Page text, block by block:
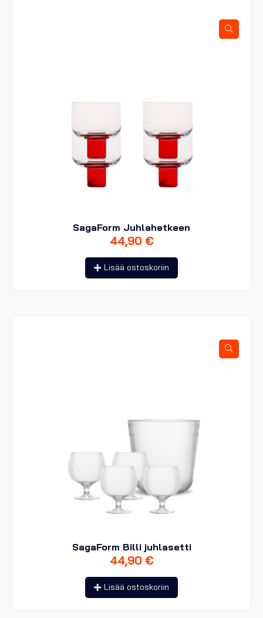
SagaForm Juhlahetkeen
44,90 €
Lisää ostoskoriin
SagaForm Billi juhlasetti
44,90 €
Lisää ostoskoriin